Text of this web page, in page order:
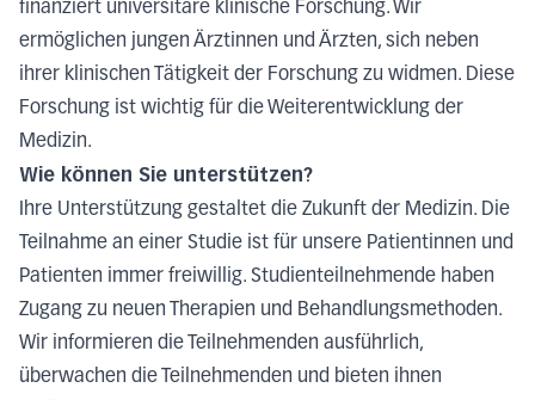
finanziert universitäre klinische Forschung. Wir
ermöglichen jungen Ärztinnen und Ärzten, sich neben
ihrer klinischen Tätigkeit der Forschung zu widmen. Diese
Forschung ist wichtig für die Weiterentwicklung der
Medizin.
Wie können Sie unterstützen?
Ihre Unterstützung gestaltet die Zukunft der Medizin. Die
Teilnahme an einer Studie ist für unsere Patientinnen und
Patienten immer freiwillig. Studienteilnehmende haben
Zugang zu neuen Therapien und Behandlungsmethoden.
Wir informieren die Teilnehmenden ausführlich,
überwachen die Teilnehmenden und bieten ihnen